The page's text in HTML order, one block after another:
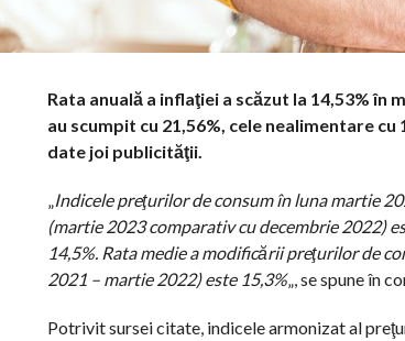
Rata anuală a inflaţiei a scăzut la 14,53%
au scumpit cu 21,56%, cele nealimentare
date joi publicităţii.
„Indicele preţurilor de consum în luna martie
(martie 2023 comparativ cu decembrie 2022)
14,5%. Rata medie a modificării preţurilor de
2021 – martie 2022) este 15,3%„, se spune în
Potrivit sursei citate, indicele armonizat al